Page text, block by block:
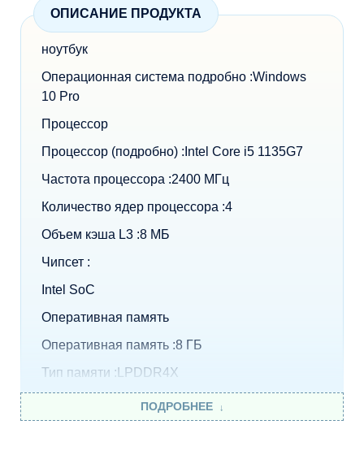
ОПИСАНИЕ ПРОДУКТА
ноутбук
Операционная система подробно :Windows
10 Pro
Процессор
Процессор (подробно) :Intel Core i5 1135G7
Частота процессора :2400 МГц
Количество ядер процессора :4
Объем кэша L3 :8 МБ
Чипсет :
Intel SoC
Оперативная память
Оперативная память :8 ГБ
Тип памяти :LPDDR4X
Частота памяти :4266 МГц
ПОДРОБНЕЕ